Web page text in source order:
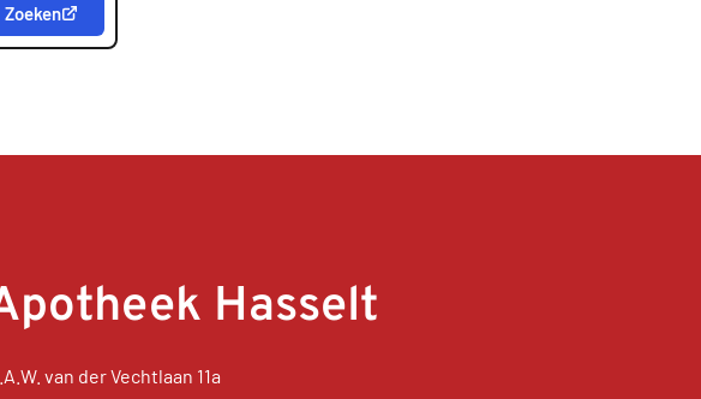
Zoeken
Hasselt
van der Vechtlaan 11a